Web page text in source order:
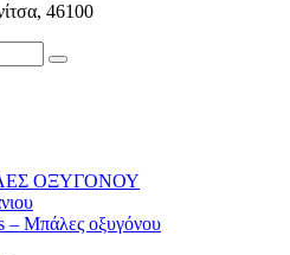
46100
ΟΞΥΓΟΝΟΥ
– Μπάλες οξυγόνου